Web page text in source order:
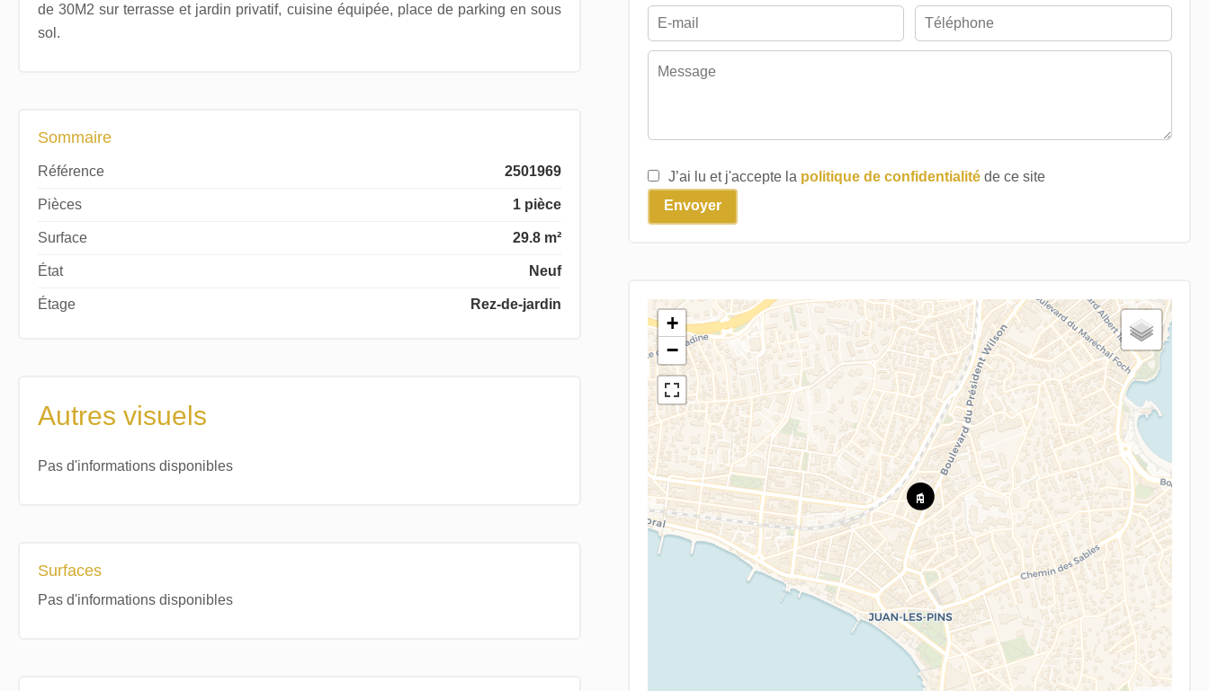
de 30M2 sur terrasse et jardin privatif, cuisine équipée, place de parking en sous
sol.
Sommaire
Référence 2501969
Pièces 1 pièce
Surface 29.8 m²
État Neuf
Étage Rez-de-jardin
Autres visuels
Pas d'informations disponibles
Surfaces
Pas d'informations disponibles
J’ai lu et j'accepte la politique de confidentialitéde ce site
Envoyer
+
−